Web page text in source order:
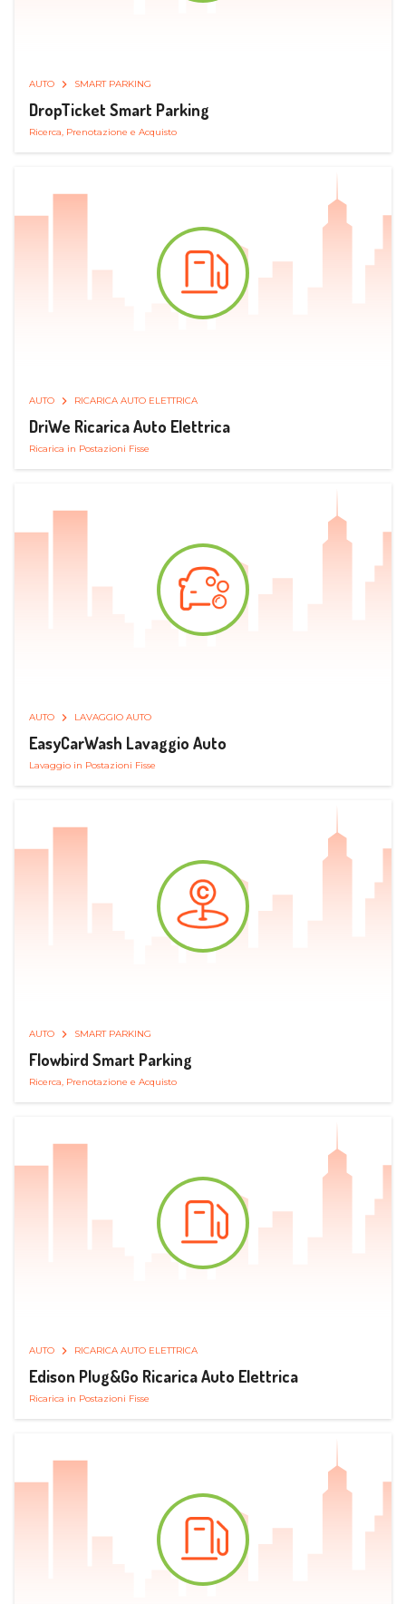
AUTO SMART PARKING
DropTicket Smart Parking
Ricerca, Prenotazione e Acquisto
AUTO RICARICA AUTO ELETTRICA
DriWe Ricarica Auto Elettrica
Ricarica in Postazioni Fisse
AUTO LAVAGGIO AUTO
EasyCarWash Lavaggio Auto
Lavaggio in Postazioni Fisse
AUTO SMART PARKING
Flowbird Smart Parking
Ricerca, Prenotazione e Acquisto
AUTO RICARICA AUTO ELETTRICA
Edison Plug&Go Ricarica Auto Elettrica
Ricarica in Postazioni Fisse